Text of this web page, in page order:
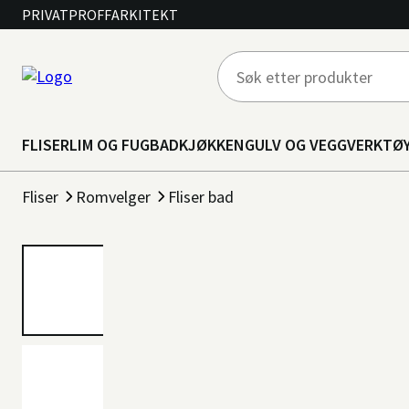
PRIVATPROFFARKITEKT
FLISERLIM OG FUGBADKJØKKENGULV OG VEGG
Fliser Romvelger Fliser bad